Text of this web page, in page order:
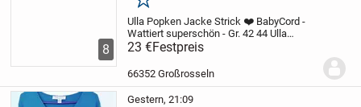
8
Merken
Ulla Popken Jacke Strick ❤️ BabyCord -
Wattiertsuperschön - Gr. 42 44 Ulla
Popken - sehr schöne BabyCord / Strick-
sehr, sehr dunkles Blau / Grösse
42 - 44 Ulla Popken Strick-Jacke
23 €Festpreis
66352 Großrosseln
Gestern, 21:09